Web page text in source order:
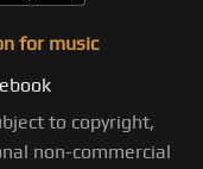
for music
to copyright,
non-commercial